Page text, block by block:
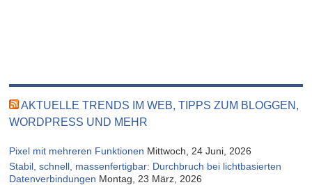
AKTUELLE TRENDS IM WEB, TIPPS ZUM BLOGGEN,
WORDPRESS UND MEHR
Pixel mit mehreren Funktionen Mittwoch, 24 Juni, 2026
Stabil, schnell, massenfertigbar: Durchbruch bei lichtbasierten
Datenverbindungen Montag, 23 März, 2026